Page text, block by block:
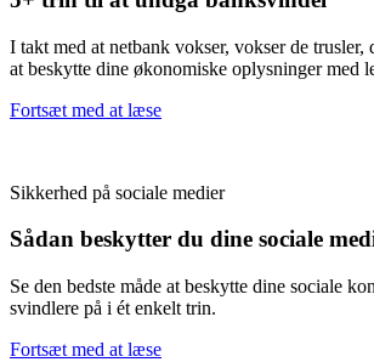
I takt med at netbank vokser, vokser de
at beskytte dine økonomiske oplysninger med
Fortsæt med at læse
Sikkerhed på sociale medier
Sådan beskytter du dine sociale
Se den bedste måde at beskytte dine sociale
svindlere på i ét enkelt trin.
Fortsæt med at læse